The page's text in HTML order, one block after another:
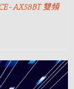
AX58BT 雙頻